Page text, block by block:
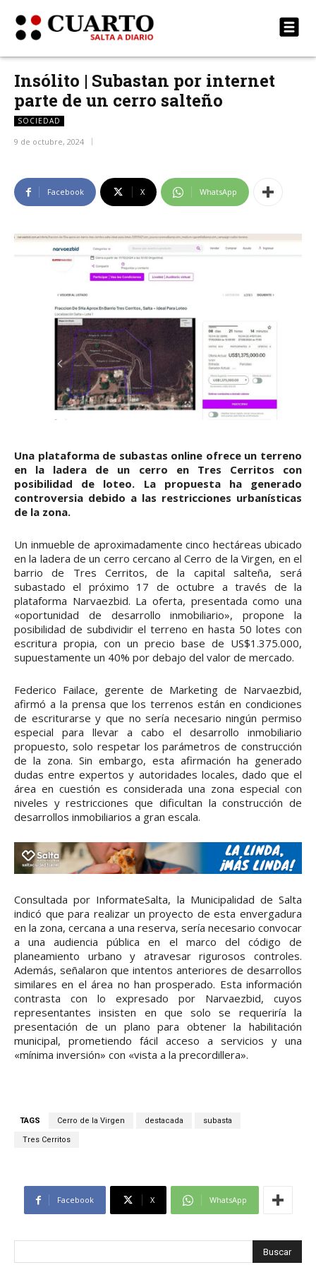
Insólito | Subastan por internet
parte de un cerro salteño
SOCIEDAD
9 de octubre, 2024
Facebook X WhatsApp
Una plataforma de subastas online ofrece un terreno
en la ladera de un cerro en Tres Cerritos con
posibilidad de loteo. La propuesta ha generado
controversia debido a las restricciones urbanísticas
de la zona.
Un inmueble de aproximadamente cinco hectáreas ubicado
en la ladera de un cerro cercano al Cerro de la Virgen, en el
barrio de Tres Cerritos, de la capital salteña, será
subastado el próximo 17 de octubre a través de la
plataforma Narvaezbid. La oferta, presentada como una
«oportunidad de desarrollo inmobiliario», propone la
posibilidad de subdividir el terreno en hasta 50 lotes con
escritura propia, con un precio base de US$1.375.000,
supuestamente un 40% por debajo del valor de mercado.
Federico Failace, gerente de Marketing de Narvaezbid,
afirmó a la prensa que los terrenos están en condiciones
de escriturarse y que no sería necesario ningún permiso
especial para llevar a cabo el desarrollo inmobiliario
propuesto, solo respetar los parámetros de construcción
de la zona. Sin embargo, esta afirmación ha generado
dudas entre expertos y autoridades locales, dado que el
área en cuestión es considerada una zona especial con
niveles y restricciones que dificultan la construcción de
desarrollos inmobiliarios a gran escala.
Consultada por InformateSalta, la Municipalidad de Salta
indicó que para realizar un proyecto de esta envergadura
en la zona, cercana a una reserva, sería necesario convocar
a una audiencia pública en el marco del código de
planeamiento urbano y atravesar rigurosos controles.
Además, señalaron que intentos anteriores de desarrollos
similares en el área no han prosperado. Esta información
contrasta con lo expresado por Narvaezbid, cuyos
representantes insisten en que solo se requeriría la
presentación de un plano para obtener la habilitación
municipal, prometiendo fácil acceso a servicios y una
«mínima inversión» con «vista a la precordillera».
TAGS Cerro de la Virgen destacada subasta
Tres Cerritos
Facebook X WhatsApp